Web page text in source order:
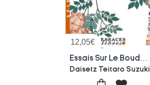
12,05€
Daisetz Teitaro Suzuki